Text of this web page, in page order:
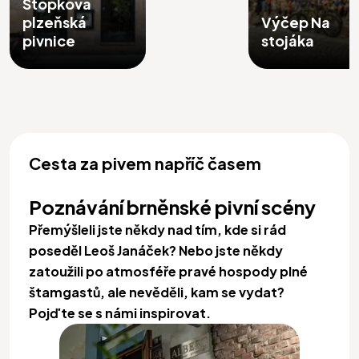
plzeňská
pivnice
Výčep Na
stojáka
Cesta za pivem napříč časem
Poznávání brněnské pivní scény
Přemýšleli jste někdy nad tím, kde si rád
poseděl Leoš Janáček? Nebo jste někdy
zatoužili po atmosféře pravé hospody plné
štamgastů, ale nevěděli, kam se vydat?
Pojďte se s námi inspirovat.